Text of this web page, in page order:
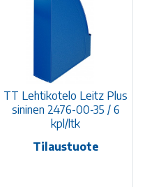
TT Lehtikotelo Leitz Plus
sininen 2476-00-35 / 6
kpl/ltk
Tilaustuote